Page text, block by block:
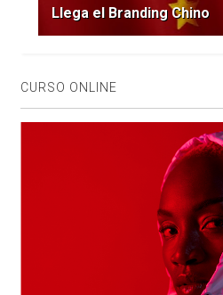
Llega el Branding Chino
CURSO ONLINE